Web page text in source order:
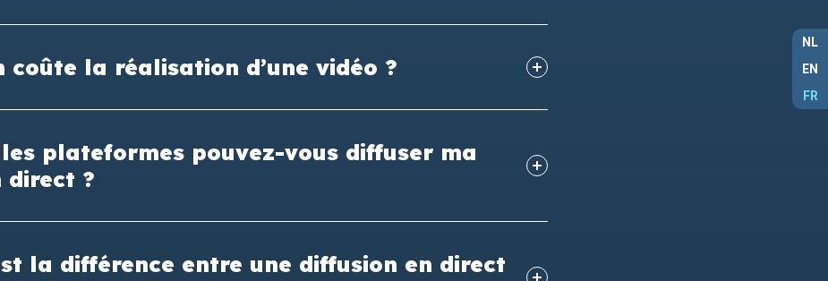
coûte la réalisation d’une vidéo ?
plateformes pouvez-vous diffuser ma
direct ?
la différence entre une diffusion en direct
NL
EN
FR